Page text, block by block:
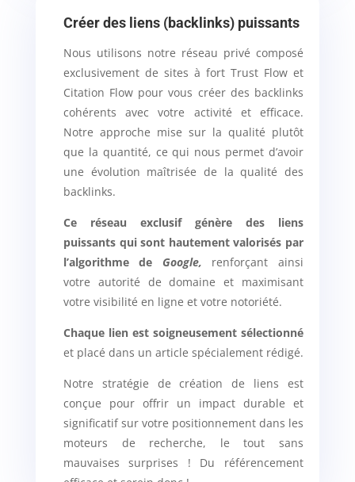
Créer des liens (backlinks) puissants
Nous utilisons notre réseau privé composé
exclusivement de sites à fort Trust Flow et
Citation Flow pour vous créer des backlinks
cohérents avec votre activité et efficace.
Notre approche mise sur la qualité plutôt
que la quantité, ce qui nous permet d’avoir
une évolution maîtrisée de la qualité des
backlinks.
Ce réseau exclusif génère des liens
puissants qui sont hautement valorisés par
l’algorithme de Google, renforçant ainsi
votre autorité de domaine et maximisant
votre visibilité en ligne et votre notoriété.
Chaque lien est soigneusement sélectionné
et placé dans un article spécialement rédigé.
Notre stratégie de création de liens est
conçue pour offrir un impact durable et
significatif sur votre positionnement dans les
moteurs de recherche, le tout sans
mauvaises surprises ! Du référencement